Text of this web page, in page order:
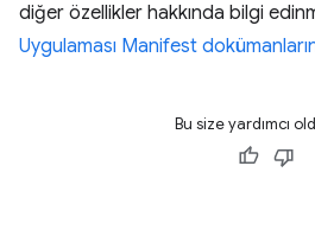
diğer özellikler hakkında bilgi
Uygulaması Manifest
Bu size yardımcı